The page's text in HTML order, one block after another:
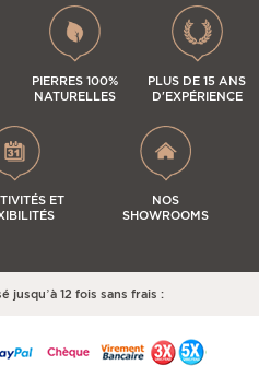
PIERRES 100%
NATURELLES
PLUS DE 15 ANS
D'EXPÉRIENCE
ET
NOS
SHOWROOMS
jusqu’à 12 fois sans frais :